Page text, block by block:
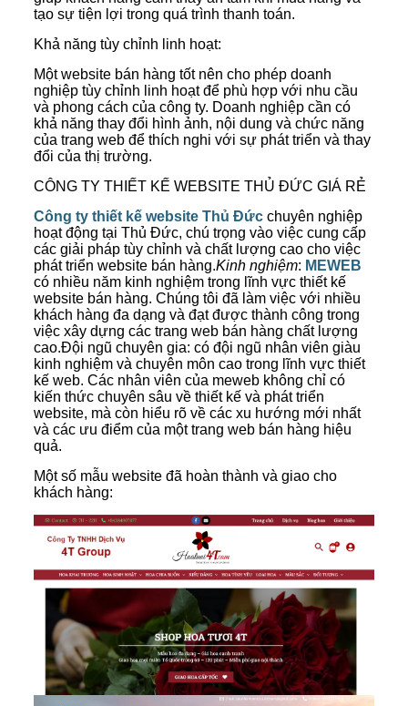
tạo sự tiện lợi trong quá trình thanh toán.
Khả năng tùy chỉnh linh hoạt:
Một website bán hàng tốt nên cho phép doanh
nghiệp tùy chỉnh linh hoạt để phù hợp với nhu cầu
và phong cách của công ty. Doanh nghiệp cần có
khả năng thay đổi hình ảnh, nội dung và chức năng
của trang web để thích nghi với sự phát triển và thay
đổi của thị trường.
CÔNG TY THIẾT KẾ WEBSITE THỦ ĐỨC GIÁ RẺ
Công ty thiết kế website Thủ Đứcchuyên nghiệp
hoạt động tại Thủ Đức, chú trọng vào việc cung cấp
các giải pháp tùy chỉnh và chất lượng cao cho việc
phát triển website bán hàng.Kinh nghiệm: MEWEB
có nhiều năm kinh nghiệm trong lĩnh vực thiết kế
website bán hàng. Chúng tôi đã làm việc với nhiều
khách hàng đa dạng và đạt được thành công trong
việc xây dựng các trang web bán hàng chất lượng
cao.Đội ngũ chuyên gia: có đội ngũ nhân viên giàu
kinh nghiệm và chuyên môn cao trong lĩnh vực thiết
kế web. Các nhân viên của meweb không chỉ có
kiến thức chuyên sâu về thiết kế và phát triển
website, mà còn hiểu rõ về các xu hướng mới nhất
và các ưu điểm của một trang web bán hàng hiệu
quả.
Một số mẫu website đã hoàn thành và giao cho
khách hàng: